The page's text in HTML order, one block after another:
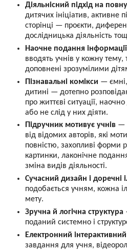
Діяльнісний підхід на
дитячих ініціатив, активне
сторінці — проєкти,
дослідницька діяльність
Наочне подання інформації
вводять учнів у кожну тему,
доповнені зрозумілими
Пізнавальні комікси — ємні,
дитині — дотепно
про життєві ситуації,
або не слід у них діяти.
Підручник мотивує учнів—
від відомих авторів, які
повністю, захопливі форми
картинки, лаконічне
зміна видів діяльності.
Сучасний дизайн і доречні
подобається учням, кожна
мету.
Зручна й логічна структура
поданий системно і
Електронний
завдання для учня,